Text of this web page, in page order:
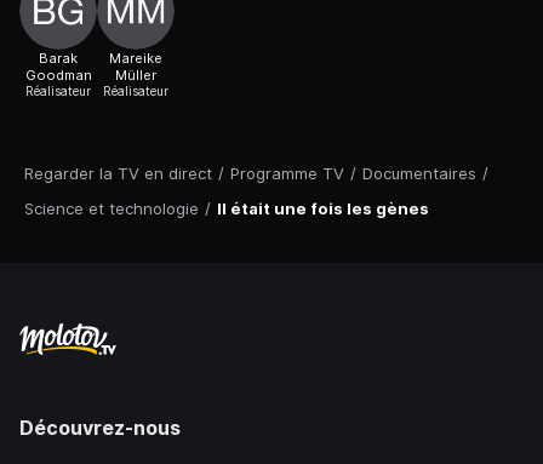
Regarder la TV en direct / Programme TV / Documentaires /
Science et technologie / Il était une fois les gènes
Barak
Goodman
Réalisateur
Mareike
Müller
Réalisateur
Découvrez-nous